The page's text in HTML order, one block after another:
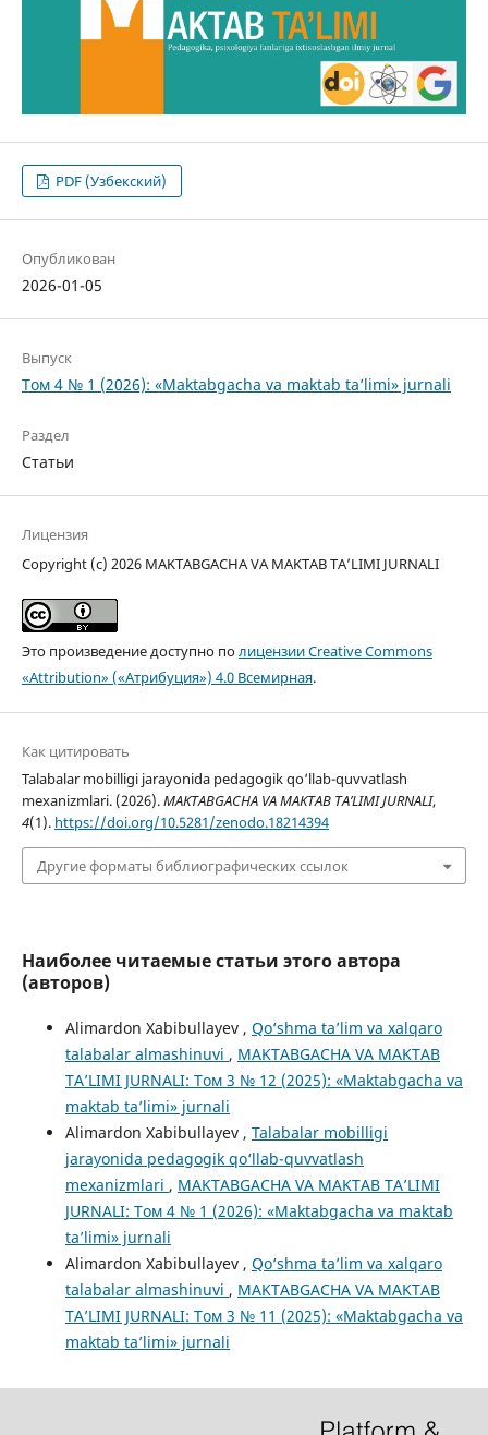
PDF (Узбекский)
Опубликован
2026-01-05
Выпуск
Том 4 № 1 (2026): «Maktabgacha va maktab ta’limi» jurnali
Раздел
Статьи
Лицензия
Copyright (c) 2026 MAKTABGACHA VA MAKTAB TA’LIMI JURNALI
Это произведение доступно по лицензии Creative Commons
«Attribution» («Атрибуция») 4.0 Всемирная.
Как цитировать
Talabalar mobilligi jarayonida pedagogik qo‘llab-quvvatlash
mexanizmlari. (2026).MAKTABGACHA VA MAKTAB TA’LIMI JURNALI,
4(1). https://doi.org/10.5281/zenodo.18214394
Другие форматы библиографических ссылок
Наиболее читаемые статьи этого автора
(авторов)
Alimardon Xabibullayev , Qo‘shma ta’lim va xalqaro
talabalar almashinuvi , MAKTABGACHA VA MAKTAB
TA’LIMI JURNALI: Том 3 № 12 (2025): «Maktabgacha va
maktab ta’limi» jurnali
Alimardon Xabibullayev , Talabalar mobilligi
jarayonida pedagogik qo‘llab-quvvatlash
mexanizmlari , MAKTABGACHA VA MAKTAB TA’LIMI
JURNALI: Том 4 № 1 (2026): «Maktabgacha va maktab
ta’limi» jurnali
Alimardon Xabibullayev , Qo‘shma ta’lim va xalqaro
talabalar almashinuvi , MAKTABGACHA VA MAKTAB
TA’LIMI JURNALI: Том 3 № 11 (2025): «Maktabgacha va
maktab ta’limi» jurnali